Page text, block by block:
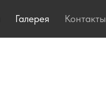
Галерея Контакты